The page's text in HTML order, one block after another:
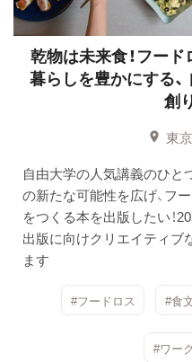
乾物は未来食！フー
暮らしを豊かにする、
創
東
自由大学の人気講義のひと
の新たな可能性を広げ、フ
をつくる本を出版したい！
出版に向けクリエイティブ
ます
#フードロス #食
#ワー